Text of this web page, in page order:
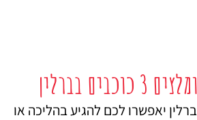
בברלין
בברלין יאפשרו לכם להגיע בהליכה או